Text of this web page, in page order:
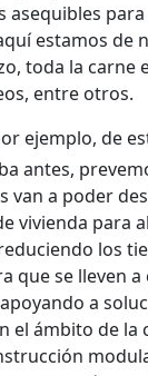
asequibles
estamos de
toda la carne
entre otros.
ejemplo, de
antes,
van a poder
vivienda para
los
que se lleven a
a
el ámbito de la